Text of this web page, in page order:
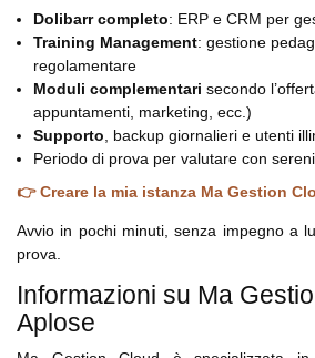
Dolibarr completo: ERP e CRM per
Training Management: gestione
regolamentare
Moduli complementari secondo
appuntamenti, marketing, ecc.)
Supporto, backup giornalieri e utenti
Periodo di prova per valutare con
👉 Creare la mia istanza Ma Gestion
Avvio in pochi minuti, senza impegno a
prova.
Informazioni su Ma
Aplose